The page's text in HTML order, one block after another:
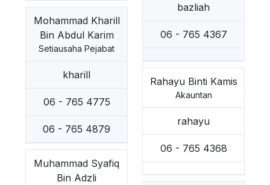
Mohammad Kharill
Bin Abdul Karim
Setiausaha Pejabat
kharill
06 - 765 4775
06 - 765 4879
Muhammad Syafiq
Bin Adzli
bazliah
06 - 765 4367
Rahayu Binti Kamis
Akauntan
rahayu
06 - 765 4368